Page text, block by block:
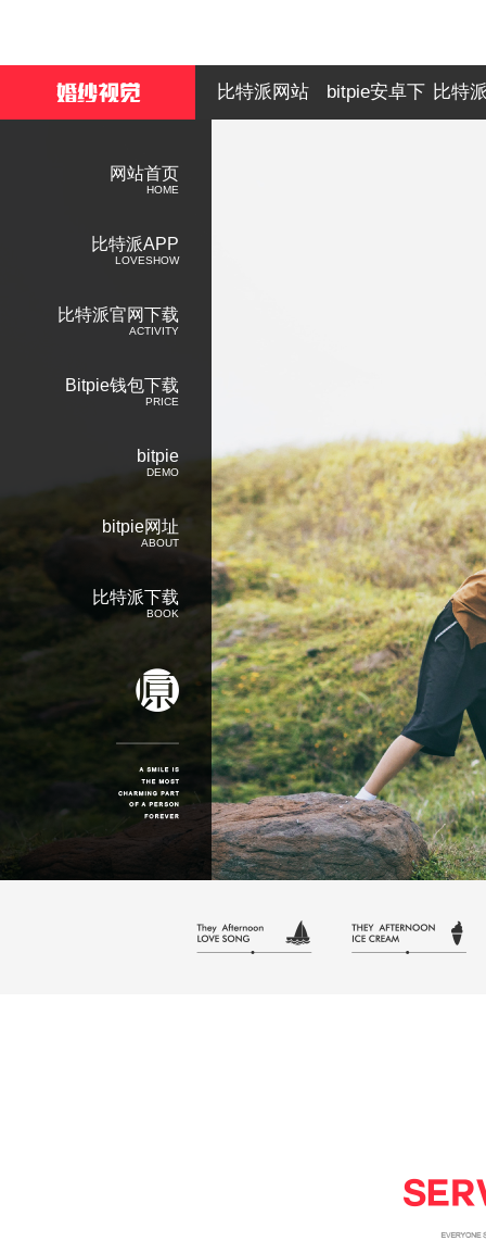
网站首页
HOME
比特派APP
LOVESHOW
比特派官网下载
ACTIVITY
Bitpie钱包下载
PRICE
bitpie
DEMO
bitpie网址
ABOUT
比特派下载
BOOK
比特派网站 bitpie安卓下 比特